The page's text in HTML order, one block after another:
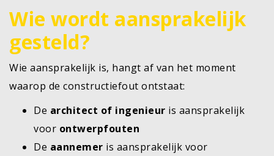
Wie wordt aansprakelijk
gesteld?
Wie aansprakelijk is, hangt af van het moment
waarop de constructiefout ontstaat:
De architect of ingenieur is aansprakelijk
voor ontwerpfouten
De aannemer is aansprakelijk voor